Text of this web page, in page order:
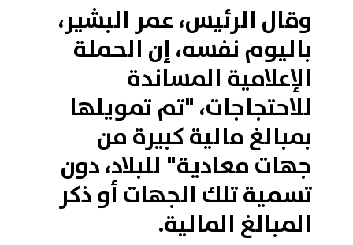
وقال الرئيس، عمر البشير،
باليوم نفسه، إن الحملة
الإعلامية المساندة
للاحتجاجات، "تم تمويلها
بمبالغ مالية كبيرة من
جهات معادية" للبلاد، دون
تسمية تلك الجهات أو ذكر
المبالغ المالية.